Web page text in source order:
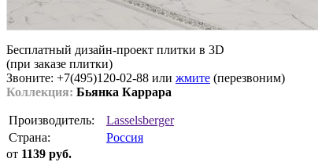
Бесплатный дизайн-проект плитки в 3D
(при заказе плитки)
Звоните: +7(495)120-02-88 или жмите (перезвоним)
Коллекция: Бьянка Каррара
Производитель:
Lasselsberger
Страна:
Россия
от 1139 руб.